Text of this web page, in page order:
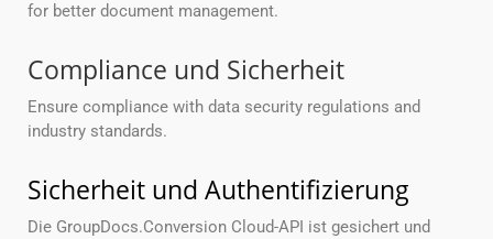
for better document management.
Compliance und Sicherheit
Ensure compliance with data security regulations and
industry standards.
Sicherheit und Authentifizierung
Die GroupDocs.Conversion Cloud-API ist gesichert und